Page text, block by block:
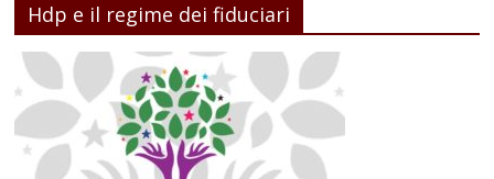
Hdp e il regime dei fiduciari